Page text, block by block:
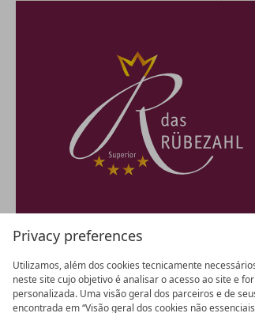
Privacy preferences
Utilizamos, além dos cookies tecnicamente
neste site cujo objetivo é analisar o acesso ao site e
personalizada. Uma visão geral dos parceiros e de
encontrada em “Visão geral dos cookies não
PARCERIA